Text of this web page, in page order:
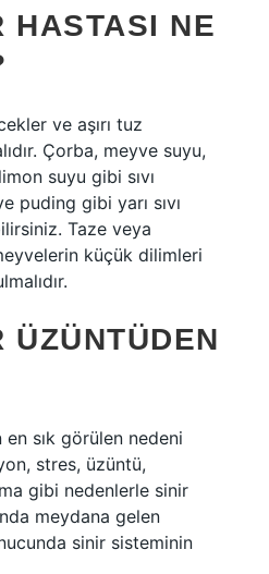
HASTASI NE
ve aşırı tuz
Çorba, meyve suyu,
suyu gibi sıvı
puding gibi yarı sıvı
Taze veya
küçük dilimleri
ÜZÜNTÜDEN
en sık görülen nedeni
stres, üzüntü,
gibi nedenlerle sinir
meydana gelen
sinir sisteminin